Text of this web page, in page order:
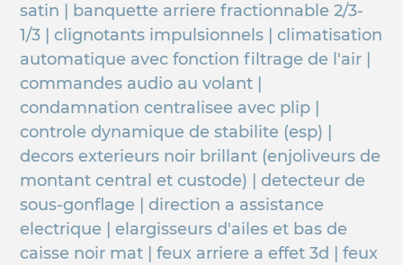
satin | banquette arriere fractionnable 2/3-
1/3 | clignotants impulsionnels | climatisation
automatique avec fonction filtrage de l'air |
commandes audio au volant |
condamnation centralisee avec plip |
controle dynamique de stabilite (esp) |
decors exterieurs noir brillant (enjoliveurs de
montant central et custode) | detecteur de
sous-gonflage | direction a assistance
electrique | elargisseurs d'ailes et bas de
caisse noir mat | feux arriere a effet 3d | feux